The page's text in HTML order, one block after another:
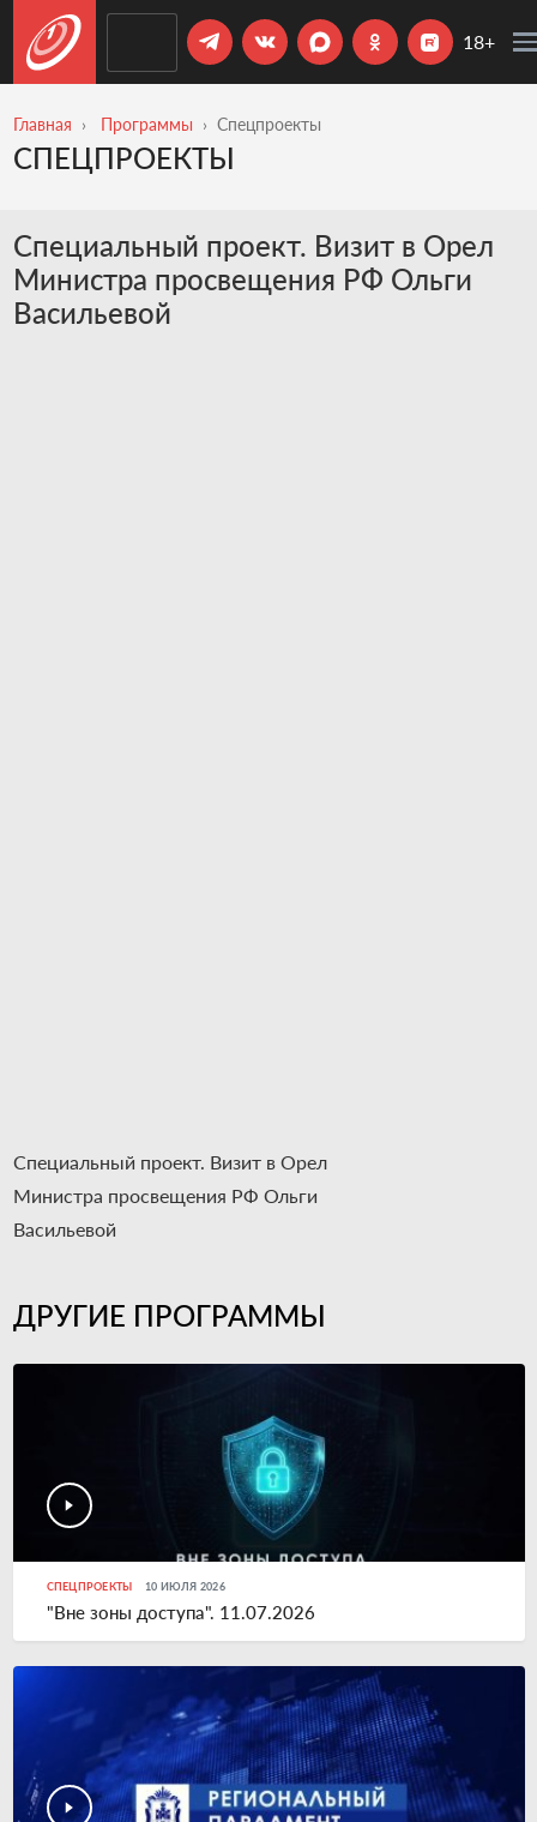
18+
Главная Программы Спецпроекты
СПЕЦПРОЕКТЫ
Специальный проект. Визит в Орел
Министра просвещения РФ Ольги
Васильевой
Специальный проект. Визит в Орел
Министра просвещения РФ Ольги
Васильевой
ДРУГИЕ ПРОГРАММЫ
СПЕЦПРОЕКТЫ 10 ИЮЛЯ 2026
"Вне зоны доступа". 11.07.2026